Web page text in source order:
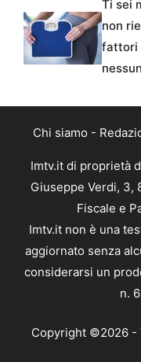
Ti sei
non
fattori
Chi siamo -
Imtv.it di proprietà
Giuseppe Verdi, 3,
Fiscale e
Imtv.it non è una
aggiornato senza
considerarsi un
n.
Copyright ©2026 -